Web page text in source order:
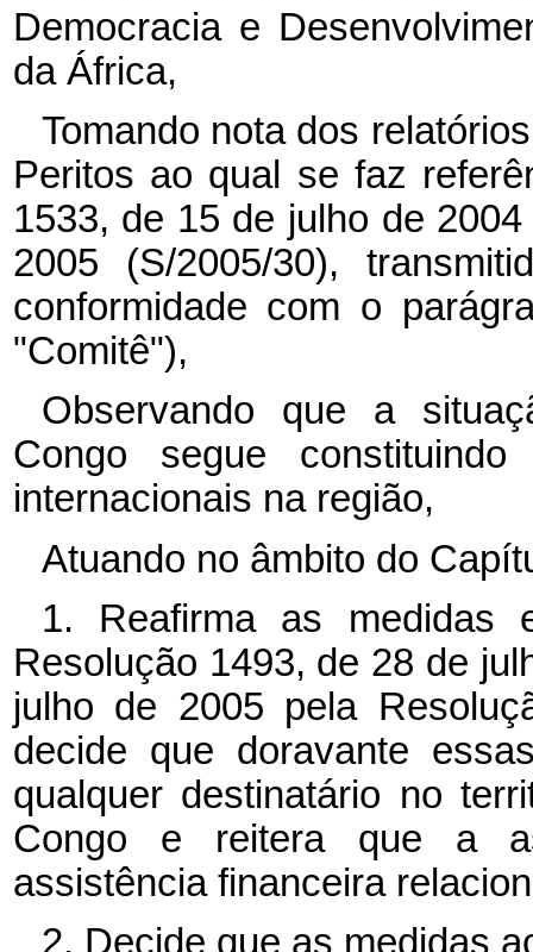
Democracia e
da África,
Tomando nota dos
Peritos ao qual se faz
1533, de 15 de julho de
2005 (S/2005/30),
conformidade com o
"Comitê"),
Observando que a
Congo segue
internacionais na região,
Atuando no âmbito do
1. Reafirma as medidas
Resolução 1493, de 28 de
julho de 2005 pela
decide que doravante
qualquer destinatário no
Congo e reitera que a
assistência financeira
2. Decide que as medidas